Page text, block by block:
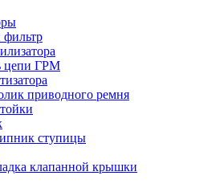
цепи ГРМ
приводного ремня
ступицы
клапанной крышки